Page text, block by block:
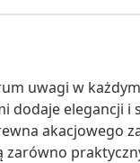
uwagi w
dodaje elegancji i
akacjowego